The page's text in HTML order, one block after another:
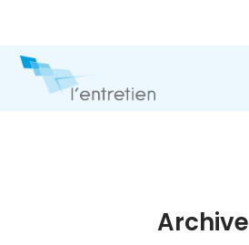
Archive